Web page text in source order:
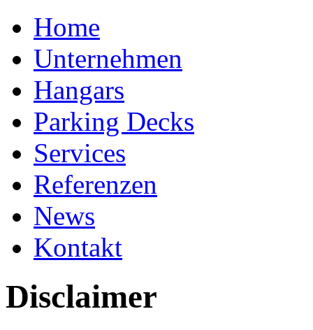
Home
Unternehmen
Hangars
Parking Decks
Services
Referenzen
News
Kontakt
Disclaimer